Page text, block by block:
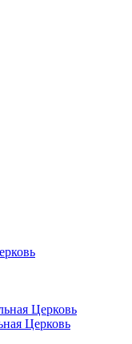
Церковь
Церковь